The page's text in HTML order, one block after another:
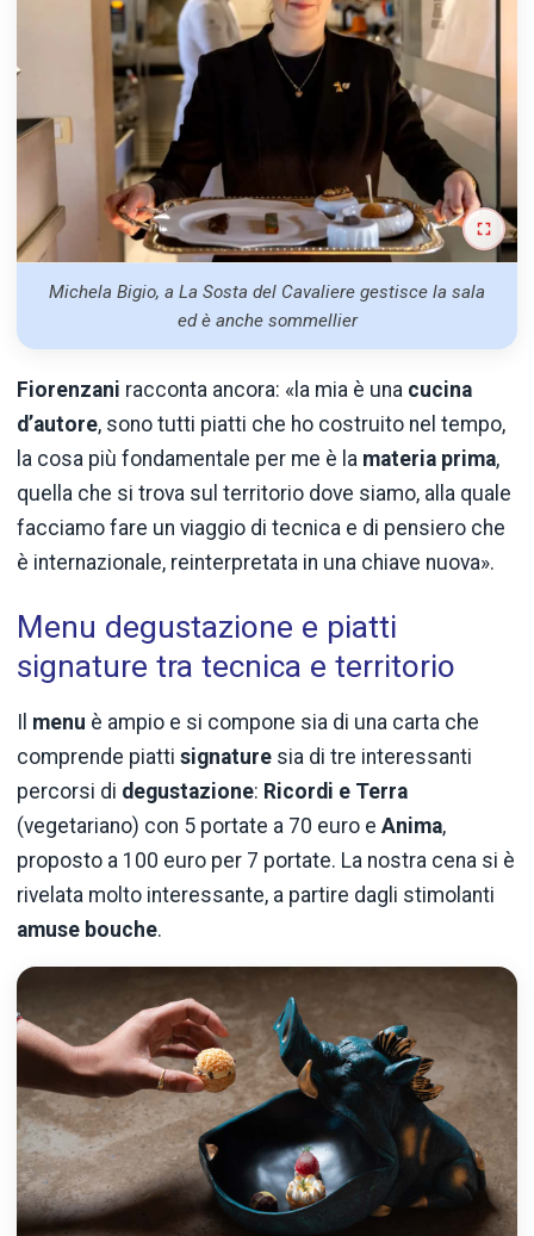
Michela Bigio, a La Sosta del Cavaliere gestisce la sala
ed è anche sommellier
Fiorenzani racconta ancora: «la mia è una cucina
d’autore, sono tutti piatti che ho costruito nel tempo,
la cosa più fondamentale per me è la materia prima,
quella che si trova sul territorio dove siamo, alla quale
facciamo fare un viaggio di tecnica e di pensiero che
è internazionale, reinterpretata in una chiave nuova».
Menu degustazione e piatti
signature tra tecnica e territorio
menu è ampio e si compone sia di una carta che
comprende piatti signature sia di tre interessanti
percorsi di degustazione: Ricordi e Terra
(vegetariano) con 5 portate a 70 euro e Anima,
proposto a 100 euro per 7 portate. La nostra cena si è
rivelata molto interessante, a partire dagli stimolanti
amuse bouche.